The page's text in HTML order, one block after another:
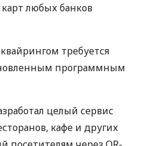
карт любых банков
требуется
программным
целый сервис
кафе и других